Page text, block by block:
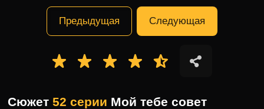
Предыдущая Следующая
Сюжет52 серии Мой тебе совет